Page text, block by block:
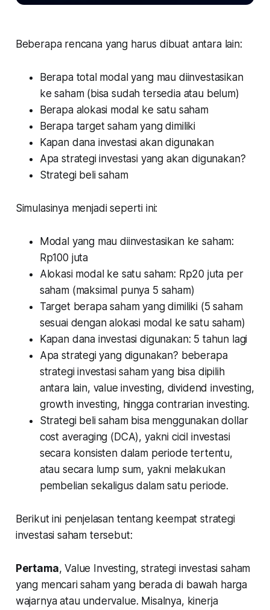
Beberapa rencana yang harus dibuat antara lain:
Berapa total modal yang mau diinvestasikan
ke saham (bisa sudah tersedia atau belum)
Berapa alokasi modal ke satu saham
Berapa target saham yang dimiliki
Kapan dana investasi akan digunakan
Apa strategi investasi yang akan digunakan?
Strategi beli saham
Simulasinya menjadi seperti ini:
Modal yang mau diinvestasikan ke saham:
Rp100 juta
Alokasi modal ke satu saham: Rp20 juta per
saham (maksimal punya 5 saham)
Target berapa saham yang dimiliki (5 saham
sesuai dengan alokasi modal ke satu saham)
Kapan dana investasi digunakan: 5 tahun lagi
Apa strategi yang digunakan? beberapa
strategi investasi saham yang bisa dipilih
antara lain, value investing, dividend investing,
growth investing, hingga contrarian investing.
Strategi beli saham bisa menggunakan dollar
cost averaging (DCA), yakni cicil investasi
secara konsisten dalam periode tertentu,
atau secara lump sum, yakni melakukan
pembelian sekaligus dalam satu periode.
Berikut ini penjelasan tentang keempat strategi
investasi saham tersebut:
Pertama, Value Investing, strategi investasi saham
yang mencari saham yang berada di bawah harga
wajarnya atau undervalue. Misalnya, kinerja